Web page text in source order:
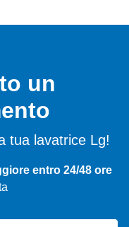
un
tua lavatrice Lg!
entro 24/48 ore